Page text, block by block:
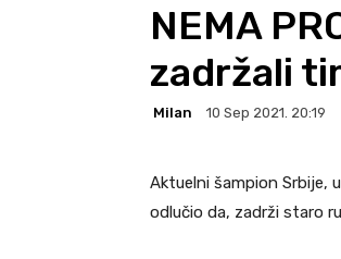
NEMA
zadržali
Milan 10 Sep 2021. 20:19
Aktuelni šampion Srbije,
odlučio da, zadrži staro